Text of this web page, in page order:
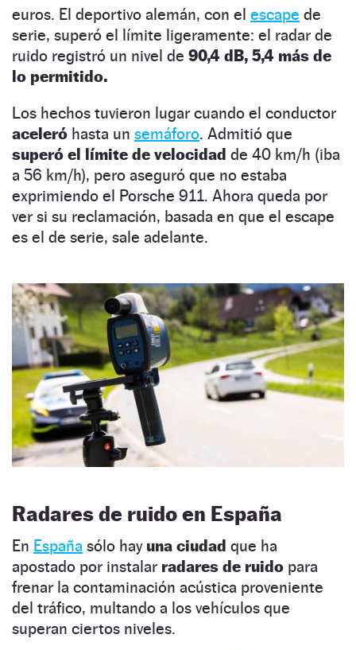
euros. El deportivo alemán, con el escape de
serie, superó el límite ligeramente: el radar de
ruido registró un nivel de 90,4 dB, 5,4 más de
lo permitido.
Los hechos tuvieron lugar cuando el conductor
aceleró hasta un semáforo. Admitió que
superó el límite de velocidad de 40 km/h (iba
a 56 km/h), pero aseguró que no estaba
exprimiendo el Porsche 911. Ahora queda por
ver si su reclamación, basada en que el escape
es el de serie, sale adelante.
Radares de ruido en España
En España sólo hay una ciudad que ha
apostado por instalar radares de ruido para
frenar la contaminación acústica proveniente
del tráfico, multando a los vehículos que
superan ciertos niveles.